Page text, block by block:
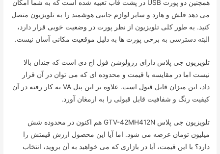
همچنین دو پورت USB در پشت قاب تعبیه شده است که به شما امکان
می دهد فلش و هارد و سایر لوازم جانبی هوشمند را به تلویزیون متصل
کنید. به طور کلی تلویزیون از نظر پورت در وضعیت خوبی قرار دارد،
البته دسترسی به برخی پورت ها به دلیل موقعیت مکانی آسان نیست.
تلویزیون جی پلاس دارای رزولوشن فول اچ دی است که چندان بالا
نیست اما در مقایسه با قیمت و محدوده ای که می توان در آن قرار
داد، این میزان قابل قبول است. علاوه بر این پنل VA به کار رفته در آن
کیفیت رنگ و شفافیت قابل قبولی را به ارمغان آورد.
تلویزیون جی پلاس GTV-42MH412N هم اکنون در محدوده شش
میلیون تومان عرضه می شود. اما آیا این محصول ارزش قیمتش را
دارد؟ با این قیمت، آیا در بازاری که می خواهید به آن بروید، انتخاب